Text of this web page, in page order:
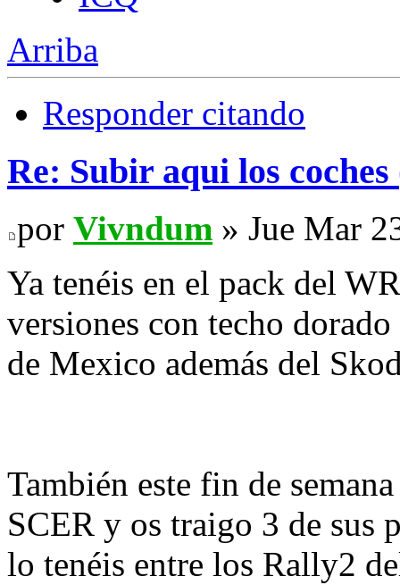
Arriba
Responder citando
Re: Subir aqui los
por Vivndum » Jue Mar
Ya tenéis en el pack del
versiones con techo
de Mexico además del
También este fin de
SCER y os traigo 3 de sus
lo tenéis entre los Rally2